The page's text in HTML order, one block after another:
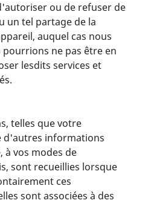
ou de refuser de
un tel partage de la
auquel cas nous
ne pas être en
lesdits services et
telles que votre
d'autres informations
à vos modes de
sont recueillies lorsque
ces
sont associées à des